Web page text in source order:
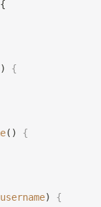
) {
() {
username) {